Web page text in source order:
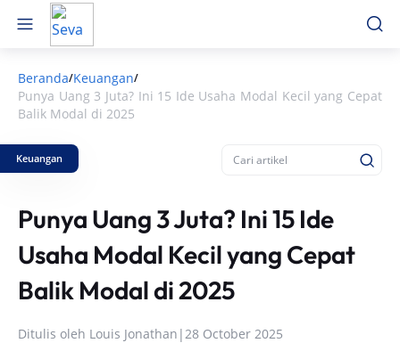
Beranda/Keuangan/
Punya Uang 3 Juta? Ini 15 Ide Usaha Modal Kecil yang Cepat
Balik Modal di 2025
Keuangan
Punya Uang 3 Juta? Ini 15 Ide
Usaha Modal Kecil yang Cepat
Balik Modal di 2025
Ditulis oleh Louis Jonathan |28 October 2025